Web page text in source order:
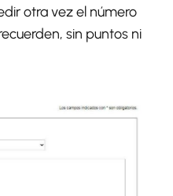
otra vez el número
sin puntos ni